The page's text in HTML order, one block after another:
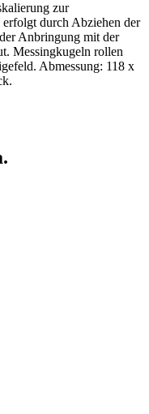
zur
durch Abziehen der
Anbringung mit der
Messingkugeln rollen
Abmessung: 118 x